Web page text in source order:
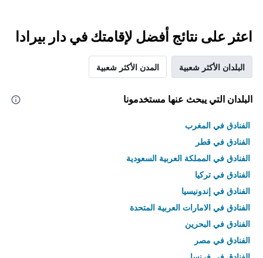
اعثر على نتائج أفضل لإقامتك في دار بيرادا
البلدان الأكثر شعبية المدن الأكثر شعبية
البلدان التي يبحث عنها مستخدمونا
الفنادق في المغرب
الفنادق في قطر
الفنادق في المملكة العربية السعودية
الفنادق في تركيا
الفنادق في إندونيسيا
الفنادق في الامارات العربية المتحدة
الفنادق في البحرين
الفنادق في مصر